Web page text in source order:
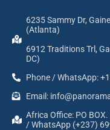
6235 Sammy Dr,
(Atlanta)
6912 Traditions Trl,
DC)
Phone / WhatsApp:
Email:
Africa Office: PO
/ WhatsApp (+237)